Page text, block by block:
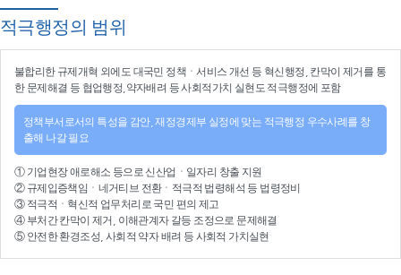
적극행정의 범위
불합리한 규제개혁 외에도 대국민 정책ㆍ서비스 개선 등 혁신행정 , 칸막이 제거를 통
한 문제해결 등 협업행정 ,약자배려 등사회적가치 실현 도 적극행정에 포함
정책부서로서의 특성을 감안, 재정경제부 실정에 맞는 적극행정 우수사례를 창
출해 나갈 필요
① 기업현장 애로해소 등으로 신산업 ㆍ 일자리 창출 지원
② 규제입증책임 ㆍ 네거티브 전환ㆍ적극적 법령해석 등 법령정비
③ 적극적 ㆍ 혁신적 업무처리 로 국민 편의 제고
④ 부처간 칸막이 제거, 이해관계자 갈등 조정으로 문제해결
⑤ 안전한 환경조성, 사회적 약자 배려 등 사회적 가치실현